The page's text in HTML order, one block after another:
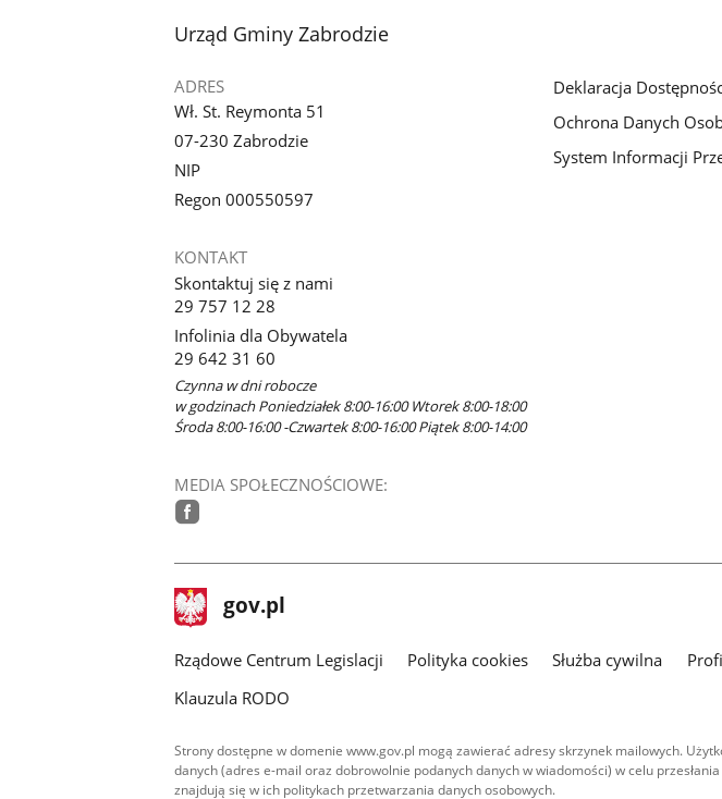
galerii.
stopka
Urząd Gminy Zabrodzie
ADRES
Wł. St. Reymonta 51
07-230 Zabrodzie
NIP
Regon 000550597
KONTAKT
Skontaktuj się z nami
29 757 12 28
Infolinia dla Obywatela
29 642 31 60
Czynna w dni robocze
w godzinach Poniedziałek 8:00-16:00 Wtorek 8:00-18:00
Środa 8:00-16:00 -Czwartek 8:00-16:00 Piątek 8:00-14:00
MEDIA SPOŁECZNOŚCIOWE:
Deklaracja
Ochrona Danych
System Informacji
stopka
gov.pl Strona
gov.pl
Rządowe Centrum Legislacji Polityka cookies Służba cywilna
Klauzula RODO
Strony dostępne w domenie www.gov.pl mogą zawierać adresy skrzynek mailowych.
danych (adres e-mail oraz dobrowolnie podanych danych w wiadomości) w celu
znajdują się w ich politykach przetwarzania danych osobowych.